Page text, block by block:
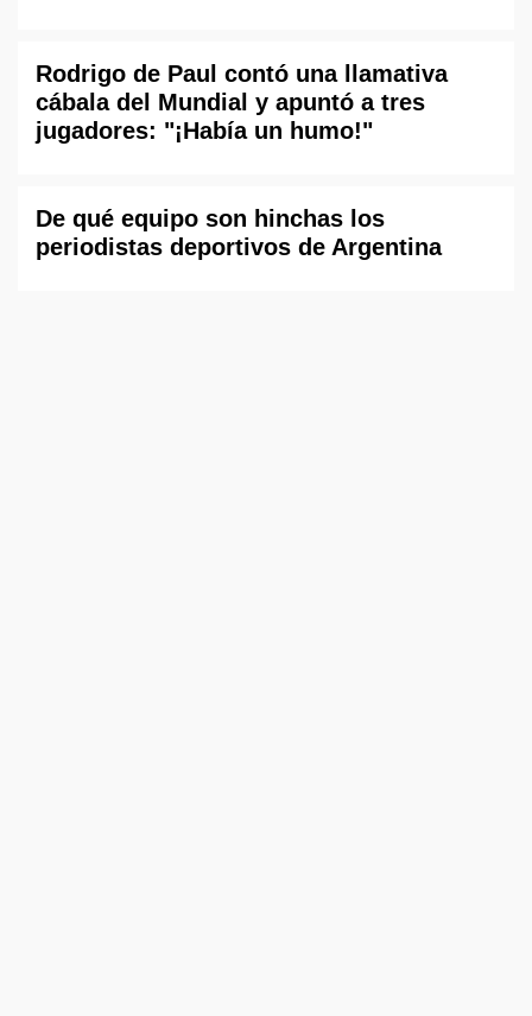
Rodrigo de Paul contó una llamativa
cábala del Mundial y apuntó a tres
jugadores: "¡Había un humo!"
De qué equipo son hinchas los
periodistas deportivos de Argentina